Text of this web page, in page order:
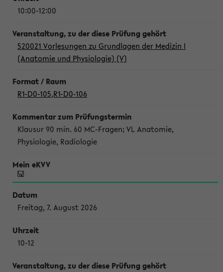
10:00-12:00
520021 Vorlesungen zu Grundlagen der Medizin I
(Anatomie und Physiologie) (V)
R1-D0-105,R1-D0-106
Klausur 90 min. 60 MC-Fragen; VL Anatomie,
Physiologie, Radiologie
Freitag, 7. August 2026
10-12